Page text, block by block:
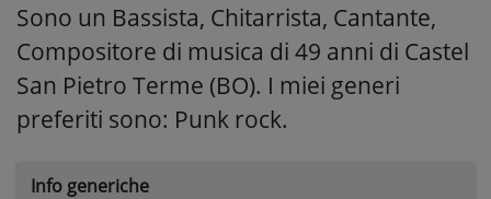
Sono un Bassista, Chitarrista, Cantante,
Compositore di musica di 49 anni di Castel
San Pietro Terme (BO). I miei generi
preferiti sono: Punk rock.
Info generiche